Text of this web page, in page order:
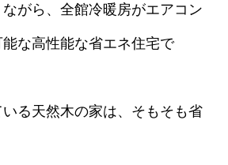
がら、全館冷暖房がエアコン
な高性能な省エネ住宅で
る天然木の家は、そもそも省